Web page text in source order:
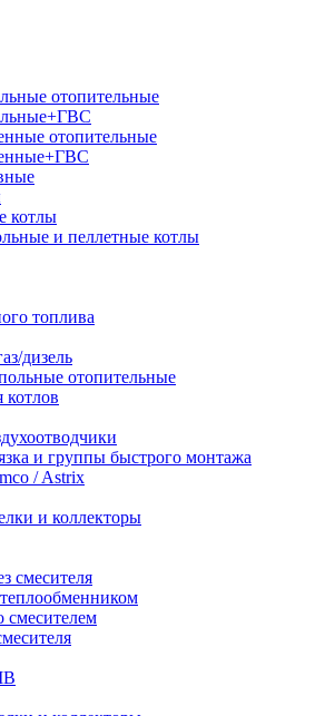
отопительные
отопительные
котлы
и пеллетные котлы
топлива
дизель
отопительные
и группы быстрого монтажа
/ Astrix
и коллекторы
смесителя
смесителем